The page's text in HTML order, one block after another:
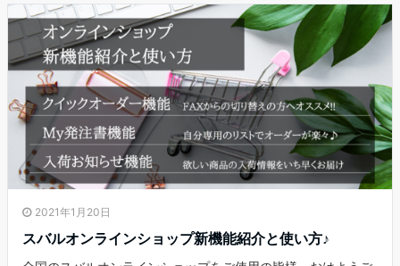
2021年1月20日
スバルオンラインショップ新機能紹介と使い方♪